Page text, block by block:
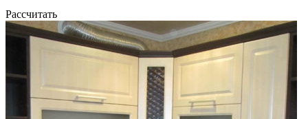
Рассчитать